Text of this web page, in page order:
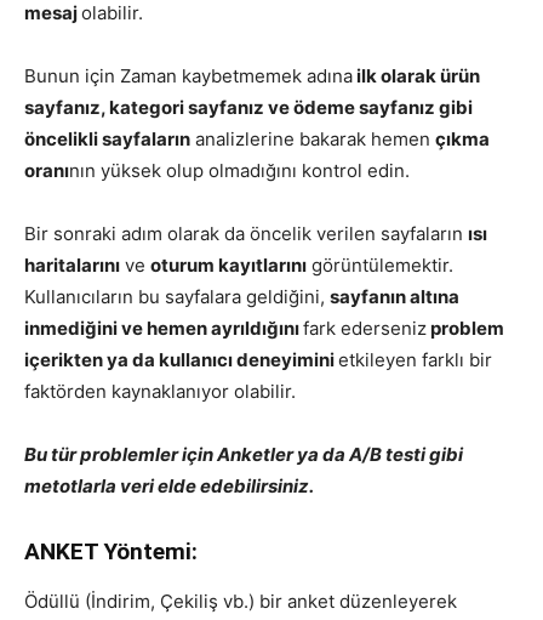
mesajolabilir.
Bunun için Zaman kaybetmemek adınailk olarak ürün
sayfanız, kategori sayfanız ve ödeme sayfanız gibi
öncelikli sayfaların analizlerine bakarak hemen çıkma
oranının yüksek olup olmadığını kontrol edin.
Bir sonraki adım olarak da öncelik verilen sayfaların ısı
haritalarını ve oturum kayıtlarını görüntülemektir.
Kullanıcıların bu sayfalara geldiğini, sayfanın altına
inmediğini ve hemen ayrıldığınıfark edersenizproblem
içerikten ya da kullanıcı deneyiminietkileyen farklı bir
faktörden kaynaklanıyor olabilir.
Bu tür problemler için Anketler ya da A/B testi gibi
metotlarla veri elde edebilirsiniz.
ANKET Yöntemi:
Ödüllü (İndirim, Çekiliş vb.) bir anket düzenleyerek